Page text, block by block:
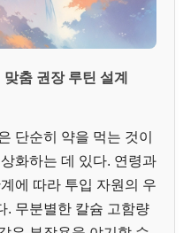
춤 권장 루틴 설계
단순히 약을 먹는 것이
화하는 데 있다. 연령과
에 따라 투입 자원의 우
. 무분별한 칼슘 고함량